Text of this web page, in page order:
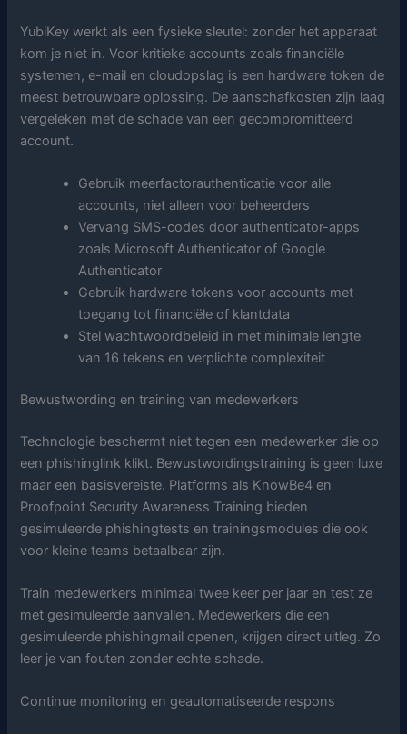
YubiKey werkt als een fysieke sleutel: zonder het apparaat
kom je niet in. Voor kritieke accounts zoals financiële
systemen, e-mail en cloudopslag is een hardware token de
meest betrouwbare oplossing. De aanschafkosten zijn laag
vergeleken met de schade van een gecompromitteerd
account.
Gebruik meerfactorauthenticatie voor alle
accounts, niet alleen voor beheerders
Vervang SMS-codes door authenticator-apps
zoals Microsoft Authenticator of Google
Authenticator
Gebruik hardware tokens voor accounts met
toegang tot financiële of klantdata
Stel wachtwoordbeleid in met minimale lengte
van 16 tekens en verplichte complexiteit
Bewustwording en training van medewerkers
Technologie beschermt niet tegen een medewerker die op
een phishinglink klikt. Bewustwordingstraining is geen luxe
maar een basisvereiste. Platforms als KnowBe4 en
Proofpoint Security Awareness Training bieden
gesimuleerde phishingtests en trainingsmodules die ook
voor kleine teams betaalbaar zijn.
Train medewerkers minimaal twee keer per jaar en test ze
met gesimuleerde aanvallen. Medewerkers die een
gesimuleerde phishingmail openen, krijgen direct uitleg. Zo
leer je van fouten zonder echte schade.
Continue monitoring en geautomatiseerde respons